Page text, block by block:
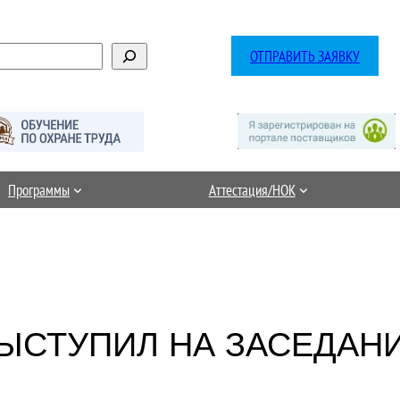
ОТПРАВИТЬ ЗАЯВКУ
Программы Аттестация/НОК
НА